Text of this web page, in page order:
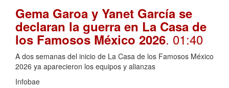
Gema Garoa y Yanet García se
declaran la guerra en La Casa de
los Famosos México 2026. 01:40
A dos semanas del inicio de La Casa de los Famosos México
2026 ya aparecieron los equipos y alianzas
Infobae